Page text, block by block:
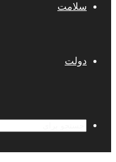
سلامت
دولت